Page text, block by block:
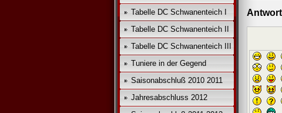
Tabelle DC Schwanenteich I
Tabelle DC Schwanenteich II
Tabelle DC Schwanenteich III
Tuniere in der Gegend
Saisonabschluß 2010 2011
Jahresabschluss 2012